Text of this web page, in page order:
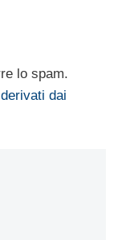
lo spam.
dai